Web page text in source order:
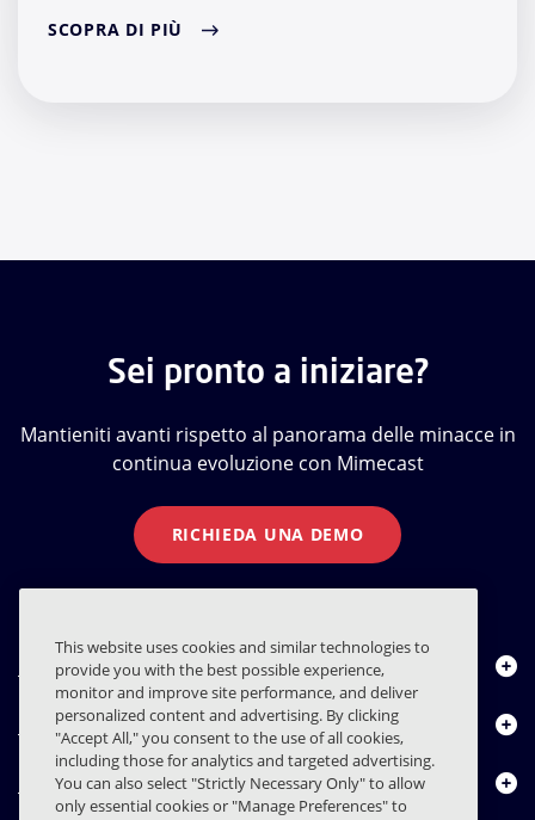
SCOPRA DI PIÙ
Sei pronto a iniziare?
Mantieniti avanti rispetto al panorama delle minacce in
continua evoluzione con Mimecast
RICHIEDA UNA DEMO
Chi siamo
Prodotti
Centro risorse
This website uses cookies and similar technologies to
provide you with the best possible experience,
monitor and improve site performance, and deliver
personalized content and advertising. By clicking
"Accept All," you consent to the use of all cookies,
including those for analytics and targeted advertising.
You can also select "Strictly Necessary Only" to allow
only essential cookies or "Manage Preferences" to